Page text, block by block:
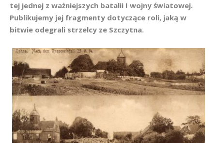
tej jednej z ważniejszych batalii I wojny światowej.
Publikujemy jej fragmenty dotyczące roli, jaką w
bitwie odegrali strzelcy ze Szczytna.